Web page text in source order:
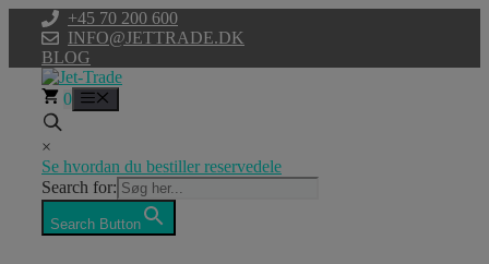
indhold
+45 70 200 600
INFO@JETTRADE.DK
BLOG
0
×
Se hvordan du bestiller reservedele
Search for:
Search Button